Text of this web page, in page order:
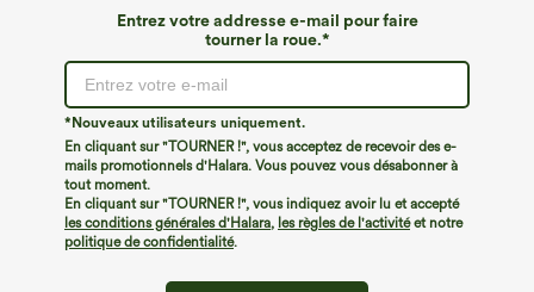
Entrez votre addresse e-mail pour faire
tourner la roue.*
*Nouveaux utilisateurs uniquement.
En cliquant sur "TOURNER !", vous acceptez de recevoir des e-
mails promotionnels d'Halara. Vous pouvez vous désabonner à
tout moment.
En cliquant sur "TOURNER !", vous indiquez avoir lu et accepté
les conditions générales d'Halara, les règles de l'activitéet notre
politique de confidentialité.
€35,95 EUR
Achetez-en 2 pour 61,54 € ou 4 pour
Pantalon décontracté taille haute à
+5
€44,95 EUR €49,95 EUR
de 20 % de réduction
décontractés, coupe baggy à jambe
large, taille basse asymétrique, poches